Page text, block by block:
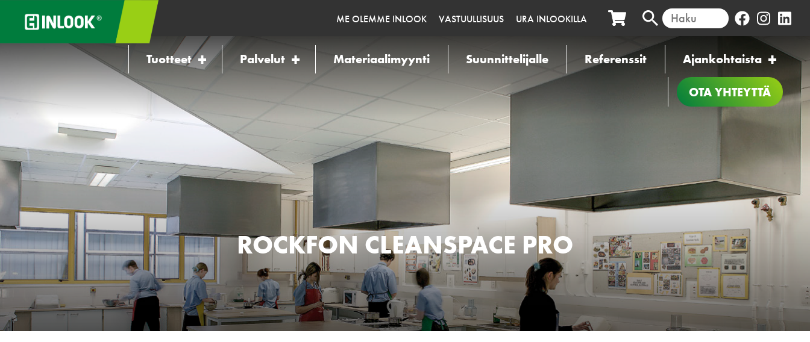
ME OLEMME INLOOK VASTUULLISUUS URA INLOOKILLA
Tuotteet Palvelut Materiaalimyynti Suunnittelijalle Referenssit Ajankohtaista
OTA YHTEYTTÄ
ROCKFON CLEANSPACE PRO